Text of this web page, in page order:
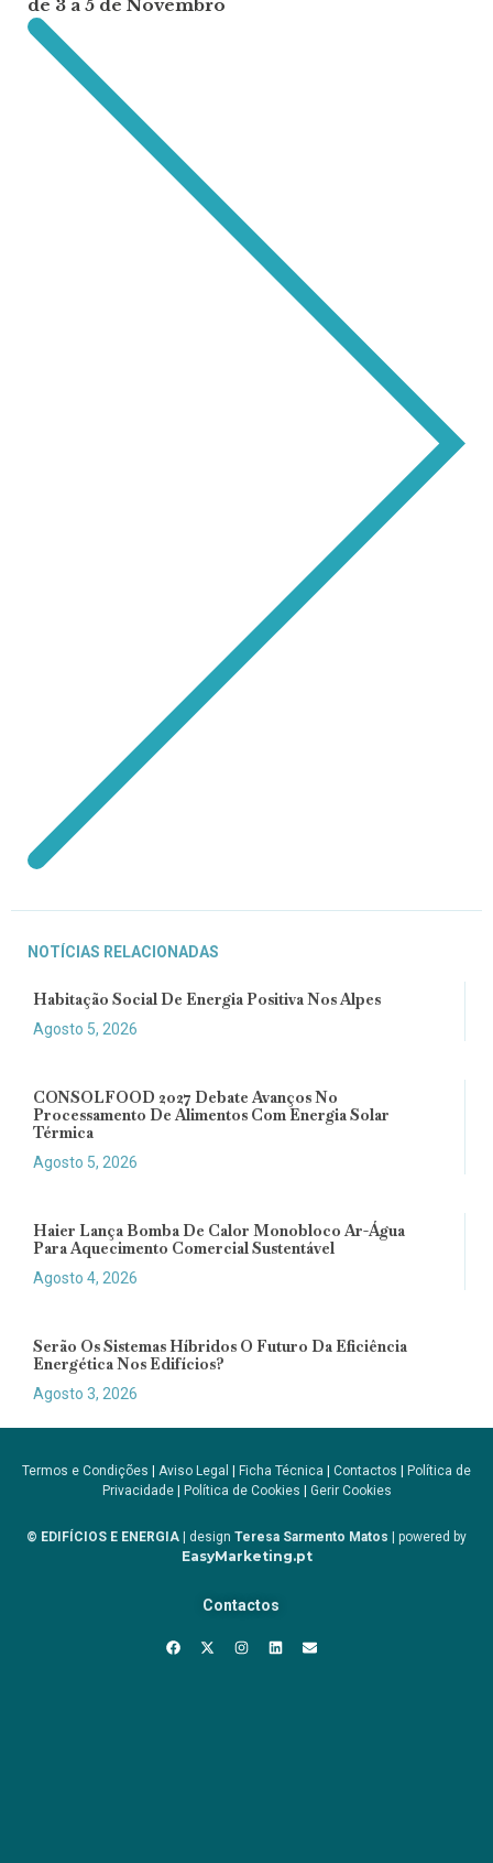
de 3 a 5 de Novembro
NOTÍCIAS RELACIONADAS
Habitação Social De Energia Positiva Nos Alpes
Agosto 5, 2026
CONSOLFOOD 2027 Debate Avanços No
Processamento De Alimentos Com Energia Solar
Térmica
Agosto 5, 2026
Haier Lança Bomba De Calor Monobloco Ar-Água
Para Aquecimento Comercial Sustentável
Agosto 4, 2026
Serão Os Sistemas Híbridos O Futuro Da Eficiência
Energética Nos Edifícios?
Agosto 3, 2026
Termos e Condições Aviso Legal Ficha Técnica Contactos
Política de
Privacidade| Política de Cookies Gerir Cookies
© EDIFÍCIOS E ENERGIA | design Teresa Sarmento Matos | powered by
EasyMarketing.pt
Contactos